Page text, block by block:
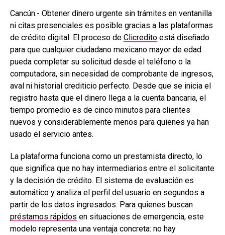
Cancún.- Obtener dinero urgente sin trámites en ventanilla
ni citas presenciales es posible gracias a las plataformas
de crédito digital. El proceso de Clicredito está diseñado
para que cualquier ciudadano mexicano mayor de edad
pueda completar su solicitud desde el teléfono o la
computadora, sin necesidad de comprobante de ingresos,
aval ni historial crediticio perfecto. Desde que se inicia el
registro hasta que el dinero llega a la cuenta bancaria, el
tiempo promedio es de cinco minutos para clientes
nuevos y considerablemente menos para quienes ya han
usado el servicio antes.
La plataforma funciona como un prestamista directo, lo
que significa que no hay intermediarios entre el solicitante
y la decisión de crédito. El sistema de evaluación es
automático y analiza el perfil del usuario en segundos a
partir de los datos ingresados. Para quienes buscan
préstamos rápidos en situaciones de emergencia, este
modelo representa una ventaja concreta: no hay